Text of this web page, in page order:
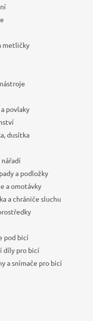
metličky
povlaky
dusítka
a podložky
a omotávky
a chrániče sluchu
pod bicí
díly pro bicí
a snímače pro bicí